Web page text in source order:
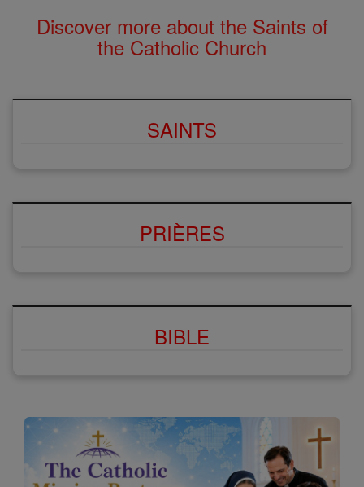
Discover more about the Saints of
the Catholic Church
SAINTS
PRIÈRES
BIBLE